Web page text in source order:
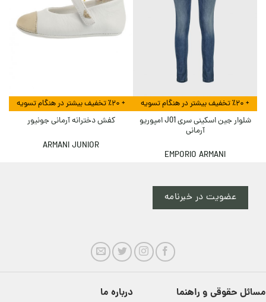
+ ٪۲۰ تخفیف بیشتر در هنگام تسویه
شلوار جین اسکینی سری J01 امپوریو
آرمانی
EMPORIO ARMANI
+ ٪۲۰ تخفیف بیشتر در هنگام تسویه
کفش دخترانه آرمانی جونیور
ARMANI JUNIOR
عضویت در خبرنامه
مسائل حقوقی و راهنما درباره ما